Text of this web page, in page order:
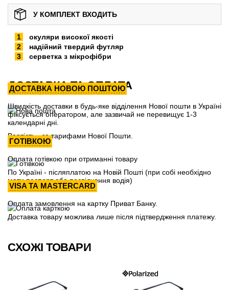
У КОМПЛЕКТ ВХОДИТЬ
окуляри високої якості
надійний твердий футляр
серветка з мікрофібри
ДОСТАВКА ТА ОПЛАТА
ДОСТАВКА НОВОЮ ПОШТОЮ
Швидкість доставки в будь-яке відділення Нової пошти в Україні
фіксується оператором, але зазвичай не перевищує 1-3
календарні дні.
Вартість - за тарифами Нової Пошти.
ГОТІВКОЮ
Оплата готівкою при отриманні товару
По Україні - післяплатою на Новій Пошті (при собі необхідно
мати паспорт або посвідчення водія)
VISA ТА MASTERCARD
Оплата замовлення на картку Приват Банку.
Доставка товару можлива лише після підтвердження платежу.
СХОЖІ ТОВАРИ